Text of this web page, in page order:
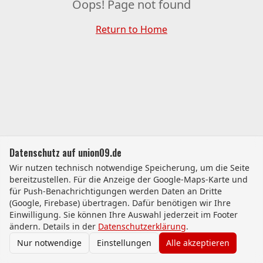
Oops! Page not found
Return to Home
Datenschutz auf union09.de
Wir nutzen technisch notwendige Speicherung, um die Seite
bereitzustellen. Für die Anzeige der Google-Maps-Karte und
für Push-Benachrichtigungen werden Daten an Dritte
(Google, Firebase) übertragen. Dafür benötigen wir Ihre
Einwilligung. Sie können Ihre Auswahl jederzeit im Footer
ändern. Details in der Datenschutzerklärung.
Nur notwendige
Einstellungen Alle akzeptieren